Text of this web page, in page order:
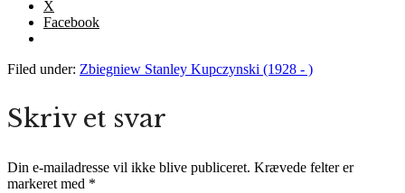
X
Facebook
Filed under: Zbiegniew Stanley Kupczynski (1928 - )
Skriv et svar
Din e-mailadresse vil ikke blive publiceret. Krævede felter er
markeret med *